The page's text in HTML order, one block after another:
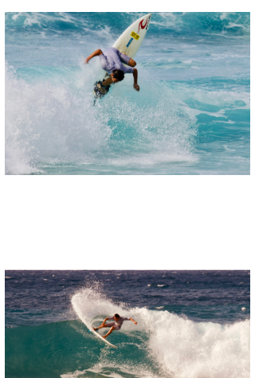
S.K
Soulman
VAGY
waka☆=
YUKI☆
三輪予報士
小川予報士
上田純子